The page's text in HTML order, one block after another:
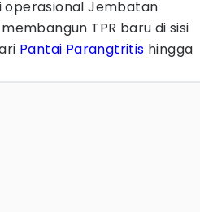
operasional Jembatan
TPR baru di sisi
Pantai Parangtritis hingga